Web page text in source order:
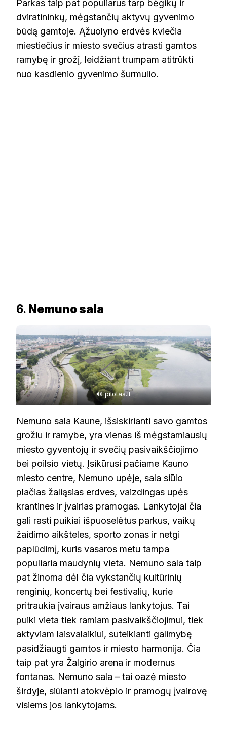
Parkas taip pat populiarus tarp bėgikų ir
dviratininkų, mėgstančių aktyvų gyvenimo
būdą gamtoje. Ąžuolyno erdvės kviečia
miestiečius ir miesto svečius atrasti gamtos
ramybę ir grožį, leidžiant trumpam atitrūkti
nuo kasdienio gyvenimo šurmulio.
6. Nemuno sala
© pilotas.lt
Nemuno sala Kaune, išsiskirianti savo gamtos
grožiu ir ramybe, yra vienas iš mėgstamiausių
miesto gyventojų ir svečių pasivaikščiojimo
bei poilsio vietų. Įsikūrusi pačiame Kauno
miesto centre, Nemuno upėje, sala siūlo
plačias žaliąsias erdves, vaizdingas upės
krantines ir įvairias pramogas. Lankytojai čia
gali rasti puikiai išpuoselėtus parkus, vaikų
žaidimo aikšteles, sporto zonas ir netgi
paplūdimį, kuris vasaros metu tampa
populiaria maudynių vieta. Nemuno sala taip
pat žinoma dėl čia vykstančių kultūrinių
renginių, koncertų bei festivalių, kurie
pritraukia įvairaus amžiaus lankytojus. Tai
puiki vieta tiek ramiam pasivaikščiojimui, tiek
aktyviam laisvalaikiui, suteikianti galimybę
pasidžiaugti gamtos ir miesto harmonija. Čia
taip pat yra Žalgirio arena ir modernus
fontanas. Nemuno sala – tai oazė miesto
širdyje, siūlanti atokvėpio ir pramogų įvairovę
visiems jos lankytojams.